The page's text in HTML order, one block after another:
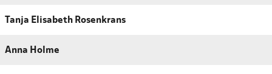
Tanja Elisabeth Rosenkrans
Anna Holme